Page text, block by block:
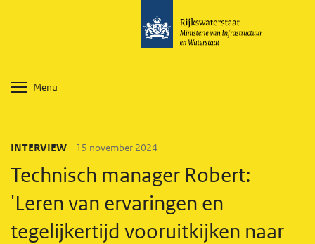
Menu
Technisch manager Robert:
'Leren van ervaringen en
tegelijkertijd vooruitkijken naar
INTERVIEW 15 november 2024